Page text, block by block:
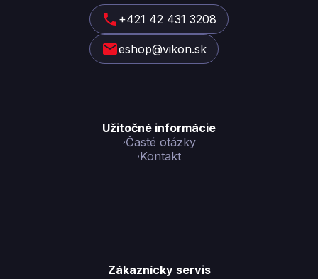
+421 42 431 3208
eshop@vikon.sk
Užitočné informácie
Časté otázky
Kontakt
Zákaznícky servis